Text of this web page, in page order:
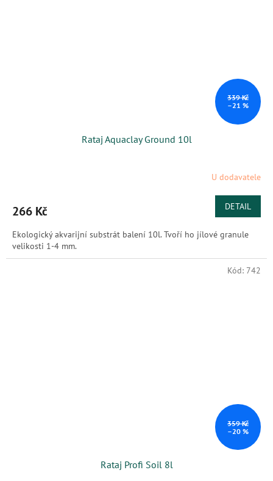
339 Kč
–21 %
Rataj Aquaclay Ground 10l
U dodavatele
266 Kč DETAIL
Ekologický akvarijní substrát balení 10l. Tvoří ho jílové granule
velikosti 1-4 mm.
359 Kč
–20 %
Rataj Profi Soil 8l
Kód: 742